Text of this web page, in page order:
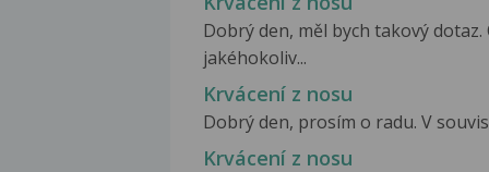
Dobrý den, měl bych takový
jakéhokoliv...
Krvácení z nosu
Dobrý den, prosím o radu. V
Krvácení z nosu